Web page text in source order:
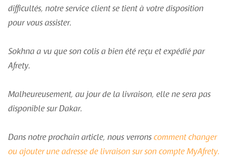
difficultés, notre service client se tient à votre disposition
pour vous assister.
Sokhna a vu que son colis a bien été reçu et expédié par
Afrety.
Malheureusement, au jour de la livraison, elle ne sera pas
disponible sur Dakar.
Dans notre prochain article, nous verrons comment changer
ou ajouter une adresse de livraison sur son compte MyAfrety.